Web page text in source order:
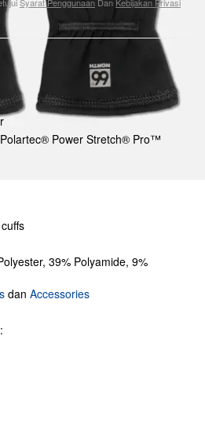
Power Stretch® Pro™
39% Polyamide, 9%
dan Accessories